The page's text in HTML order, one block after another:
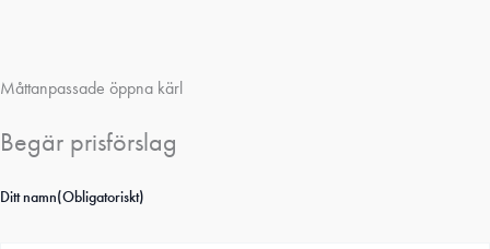
Måttanpassade öppna kärl
Begär prisförslag
Ditt namn(Obligatoriskt)